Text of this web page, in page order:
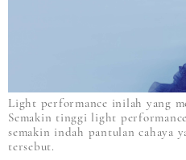
Light performance inilah yang
Semakin tinggi light
semakin indah pantulan cahaya
tersebut.